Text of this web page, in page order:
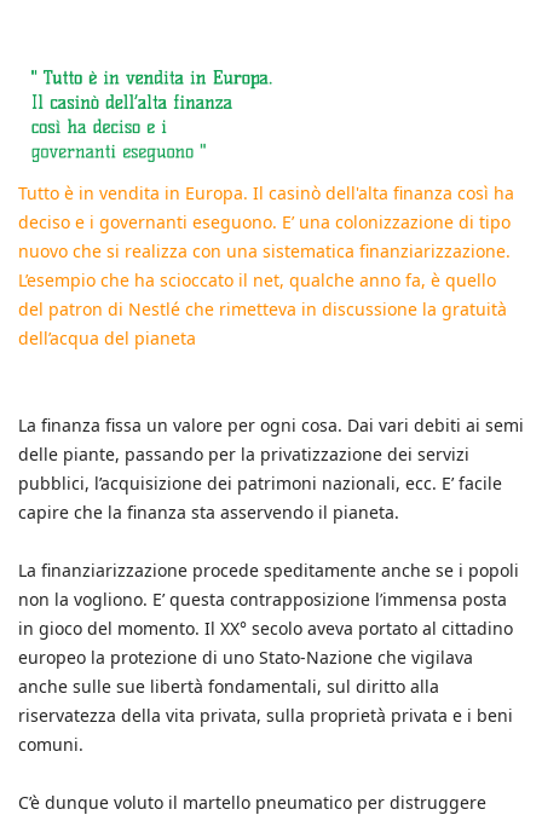
Tutto è in vendita in Europa. Il casinò dell'alta finanza così ha
deciso e i governanti eseguono. E’ una colonizzazione di tipo
nuovo che si realizza con una sistematica finanziarizzazione.
L’esempio che ha scioccato il net, qualche anno fa, è quello
del patron di Nestlé che rimetteva in discussione la gratuità
dell’acqua del pianeta
La finanza fissa un valore per ogni cosa. Dai vari debiti ai semi
delle piante, passando per la privatizzazione dei servizi
pubblici, l’acquisizione dei patrimoni nazionali, ecc. E’ facile
capire che la finanza sta asservendo il pianeta.
La finanziarizzazione procede speditamente anche se i popoli
non la vogliono. E’ questa contrapposizione l’immensa posta
in gioco del momento. Il XX° secolo aveva portato al cittadino
europeo la protezione di uno Stato-Nazione che vigilava
anche sulle sue libertà fondamentali, sul diritto alla
riservatezza della vita privata, sulla proprietà privata e i beni
comuni.
C’è dunque voluto il martello pneumatico per distruggere